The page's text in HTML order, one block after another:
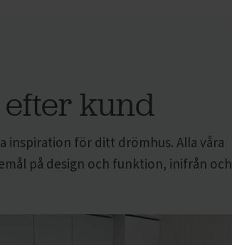
efter kund
inspiration för ditt drömhus. Alla våra
på design och funktion, inifrån och